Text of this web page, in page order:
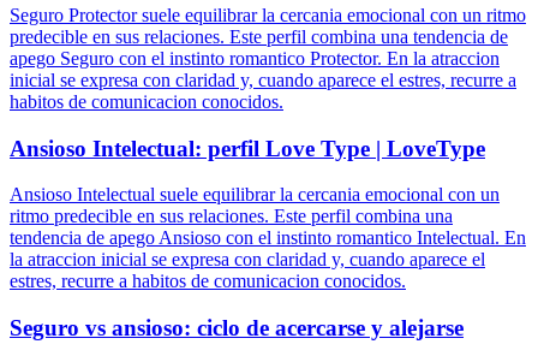
Seguro Protector suele equilibrar la cercania emocional con un ritmo
predecible en sus relaciones. Este perfil combina una tendencia de
apego Seguro con el instinto romantico Protector. En la atraccion
inicial se expresa con claridad y, cuando aparece el estres, recurre a
habitos de comunicacion conocidos.
Ansioso Intelectual: perfil Love Type | LoveType
Ansioso Intelectual suele equilibrar la cercania emocional con un
ritmo predecible en sus relaciones. Este perfil combina una
tendencia de apego Ansioso con el instinto romantico Intelectual. En
la atraccion inicial se expresa con claridad y, cuando aparece el
estres, recurre a habitos de comunicacion conocidos.
Seguro vs ansioso: ciclo de acercarse y alejarse